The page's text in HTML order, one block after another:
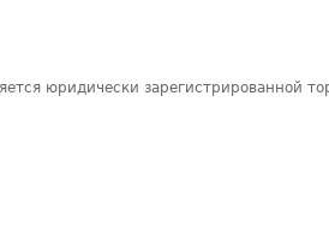
юридически зарегистрированной